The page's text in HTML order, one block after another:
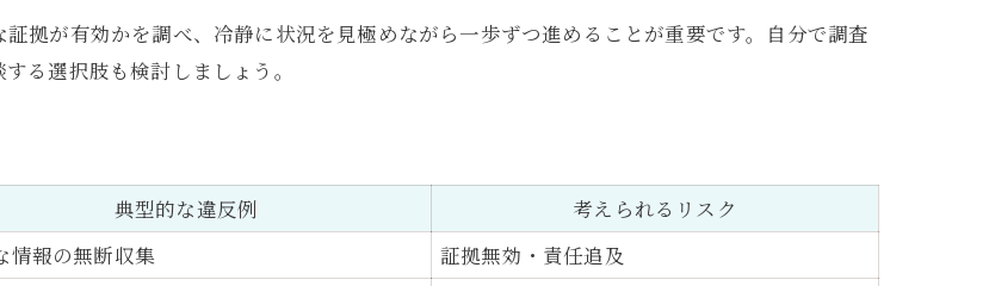
浮気調査の費用対効果を高める方法
拠が有効かを調べ、冷静に状況を見極めながら一歩ずつ進めることが重要です。自分で調査
る選択肢も検討しましょう。
典型的な違反例
考えられるリスク
情報の無断収集
証拠無効・責任追及